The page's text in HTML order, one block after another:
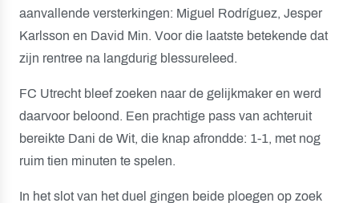
aanvallende versterkingen: Miguel Rodríguez, Jesper
Karlsson en David Min. Voor die laatste betekende dat
zijn rentree na langdurig blessureleed.
FC Utrecht bleef zoeken naar de gelijkmaker en werd
daarvoor beloond. Een prachtige pass van achteruit
bereikte Dani de Wit, die knap afrondde: 1-1, met nog
ruim tien minuten te spelen.
In het slot van het duel gingen beide ploegen op zoek